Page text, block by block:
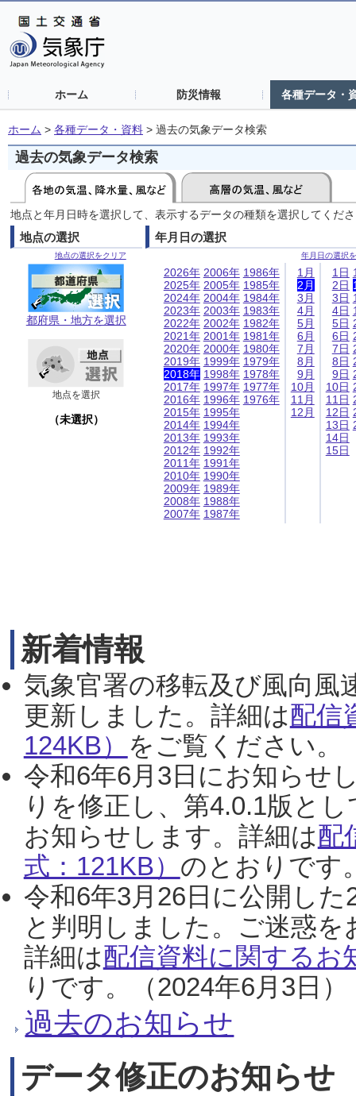
ホーム 防災情報 各種データ・
ホーム > 各種データ・資料 > 過去の気象データ検索
過去の気象データ検索
地点と年月日時を選択して、表示するデータの種類を選択してくだ
地点の選択
地点の選択をクリア
都府県・地方を選択
地点を選択
（未選択）
年月日の選択
年月日の選択
2026年
2025年
2024年
2023年
2022年
2021年
2020年
2019年
2018年
2017年
2016年
2015年
2014年
2013年
2012年
2011年
2010年
2009年
2008年
2007年
2006年
2005年
2004年
2003年
2002年
2001年
2000年
1999年
1998年
1997年
1996年
1995年
1994年
1993年
1992年
1991年
1990年
1989年
1988年
1987年
1986年
1985年
1984年
1983年
1982年
1981年
1980年
1979年
1978年
1977年
1976年
1月
2月
3月
4月
5月
6月
7月
8月
9月
10月
11月
12月
1日
2日
3日
4日
5日
6日
7日
8日
9日
10日
11日
12日
13日
14日
15日
新着情報
気象官署の移転及び風向風
更新しました。詳細は配信
124KB） をご覧ください。
令和6年6月3日にお知らせ
りを修正し、第4.0.1版と
お知らせします。詳細は配
式：121KB） のとおりです
令和6年3月26日に公開し
と判明しました。ご迷惑
詳細は配信資料に関するお
りです。（2024年6月3日）
過去のお知らせ
データ修正のお知らせ